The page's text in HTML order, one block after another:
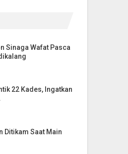
Sinaga Wafat Pasca
22 Kades, Ingatkan
Ditikam Saat Main